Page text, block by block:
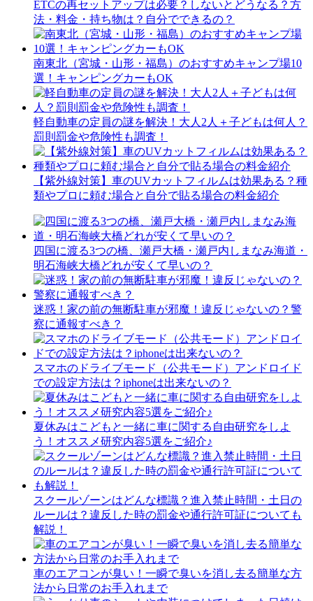
ETCの再セットアップは必要？しないとどうなる？方
法・料金・持ち物は？自分でできるの？
南東北（宮城・山形・福島）のおすすめキャンプ場10
選！キャンピングカーもOK
軽自動車の定員の謎を解決！大人2人＋子どもは何人？
罰則罰金や危険性も調査！
【紫外線対策】車のUVカットフィルムは効果ある？種
類やプロに頼む場合と自分で貼る場合の料金紹介
四国に渡る3つの橋、瀬戸大橋・瀬戸内しまなみ海道・
明石海峡大橋どれが安くて早いの？
迷惑！家の前の無断駐車が邪魔！違反じゃないの？警
察に通報すべき？
スマホのドライブモード（公共モード）アンドロイド
での設定方法は？iphoneは出来ないの？
夏休みはこどもと一緒に車に関する自由研究をしよ
う！オススメ研究内容5選をご紹介♪
スクールゾーンはどんな標識？進入禁止時間・土日の
ルールは？違反した時の罰金や通行許可証についても
解説！
車のエアコンが臭い！一瞬で臭いを消し去る簡単な方
法から日常のお手入れまで